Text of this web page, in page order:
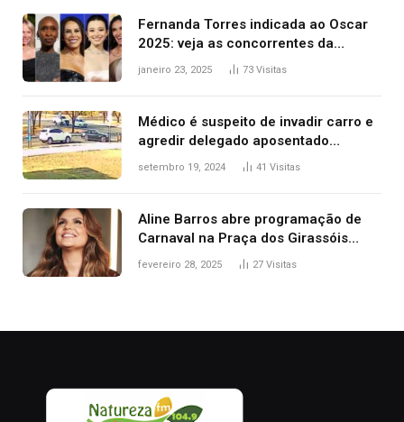
Fernanda Torres indicada ao Oscar
2025: veja as concorrentes da
brasileira a melhor atriz
janeiro 23, 2025 73 Visitas
Médico é suspeito de invadir carro e
agredir delegado aposentado
durante confusão no trânsito
setembro 19, 2024 41 Visitas
Aline Barros abre programação de
Carnaval na Praça dos Girassóis
nesta sexta-feira, em Palmas
fevereiro 28, 2025 27 Visitas